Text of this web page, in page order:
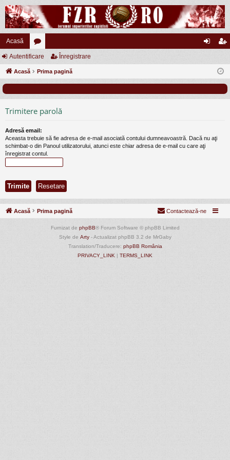
Acasă
or
u eg
Autentificare Înregistrare
Acasă Prima pagină
Trimitere parolă
Adresă email:
Aceasta trebuie să fie adresa de e-mail asociată contului dumneavoastră. Dacă nu aţi
schimbat-o din Panoul utilizatorului, atunci este chiar adresa de e-mail cu care aţi
înregistrat contul.
Acasă Prima pagină Contactează-ne
Furnizat de phpBB® Forum Software © phpBB Limited
Style de Arty- Actualizat phpBB 3.2 de MrGaby
Translation/Traducere: phpBB România
PRIVACY_LINK | TERMS_LINK